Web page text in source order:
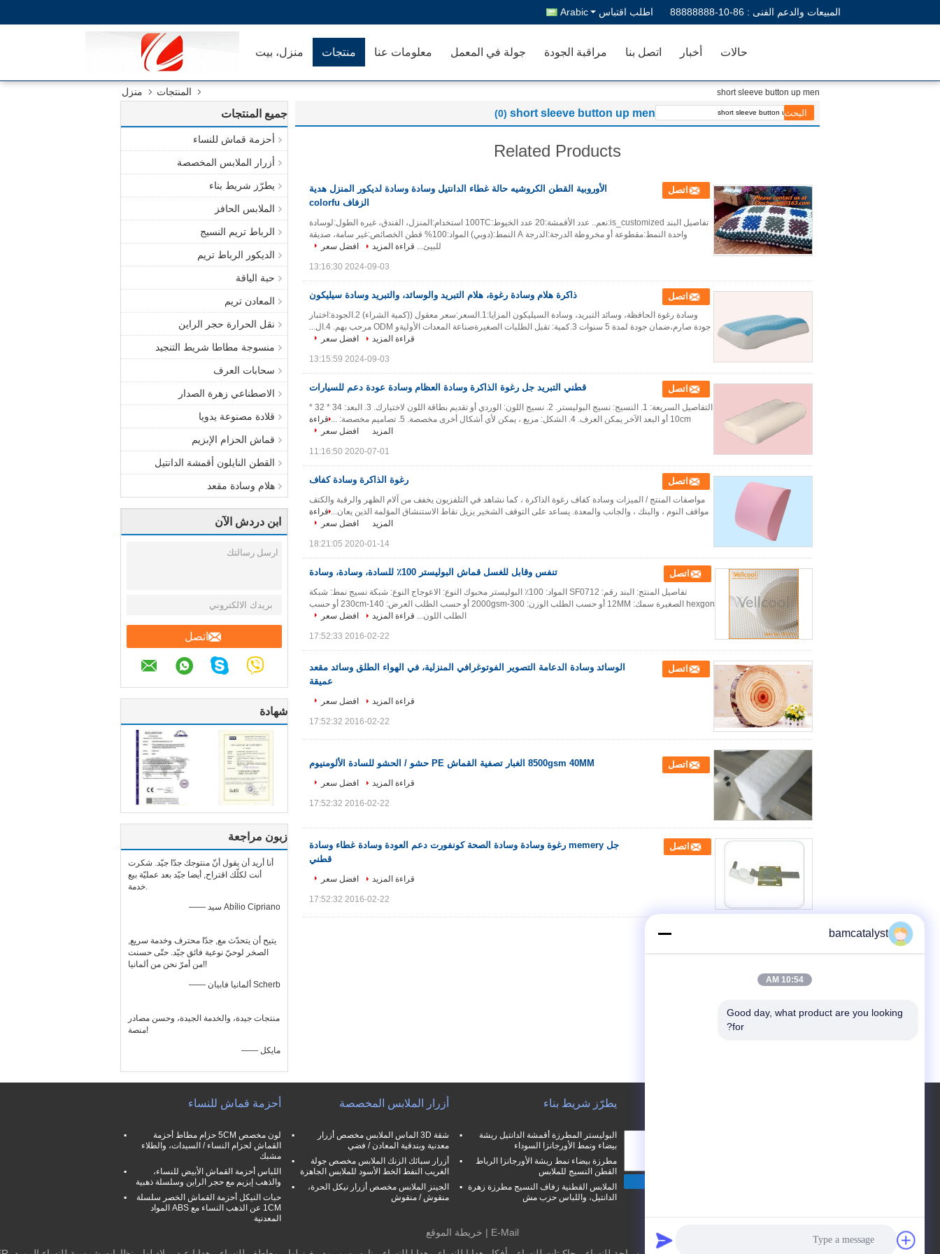
المبيعات والدعم الفنى : 86-10-88888888 اطلب اقتباس Arabic
منزل، بيت منتجات معلومات عنا جولة في المعمل مراقبة الجودة اتصل بنا أخبار حالات
منزل المنتجات short sleeve button up men
جميع المنتجات
أحزمة قماش للنساء
أزرار الملابس المخصصة
يطرّز شريط بناء
الملابس الحافز
الرباط تريم النسيج
الديكور الرباط تريم
حبة الياقة
المعادن تريم
نقل الحرارة حجر الراين
منسوجة مطاطا شريط التنجيد
سحابات العرف
الاصطناعي زهرة الصدار
قلادة مصنوعة يدويا
قماش الحزام الإبزيم
القطن النايلون أقمشة الدانتيل
هلام وسادة مقعد
ابن دردش الآن
اتصل
شهادة
زبون مراجعة
أنا أريد أن يقول أنّ منتوجك جدّا جيّد. شكرت
أنت لكلّك اقتراح, أيضا جيّد بعد عمليّة بيع
خدمة.
—— سيد Abílio Cipriano
يتيح أن يتحدّث مع, جدّا محترف وخدمة سريع,
الصخر لوحيّ نوعية فائق جيّد. حتّى حسنت
من أمرّ نحن من ألمانيا!!
—— ألمانيا فابيان Scherb
منتجات جيدة، والخدمة الجيدة، وحسن مصادر
منصة!
—— مايكل
short sleeve button up men
(0)
Related Products
الأوروبية القطن الكروشيه حالة غطاء الدانتيل وسادة وسادة لديكور المنزل هدية
الزفاف colorfu
اتصل
تفاصيل البند is_customized:نعم.. عدد الأقمشة:20 عدد الخيوط:100TC استخدام:المنزل، الفندق، غيره الطول:لوسادة
واحدة النمط:مقطوعة أو مخروطة الدرجة:الدرجة A النمط:(دوبي) المواد:100% قطن الخصائص:غير سامة، صديقة
للبيئ... قراءة المزيد افضل سعر
2024-09-03 13:16:30
ذاكرة هلام وسادة رغوة، هلام التبريد والوسائد، والتبريد وسادة سيليكون اتصل
وسادة رغوة الحافظة، وسائد التبريد، وسادة السيليكون المزايا:1.السعر:سعر معقول ((كمية الشراء) 2.الجودة:اختبار
جودة صارم،ضمان جودة لمدة 5 سنوات 3.كمية: تقبل الطلبات الصغيرةصناعة المعدات الأوليةو ODM مرحب بهم. 4.ال...
قراءة المزيد
افضل سعر
2024-09-03 13:15:59
قطني التبريد جل رغوة الذاكرة وسادة العظام وسادة عودة دعم للسيارات اتصل
التفاصيل السريعة: 1. النسيج: نسيج البوليستر. 2. نسيج اللون: الوردي أو تقديم بطاقة اللون لاختيارك. 3. البعد: 34 * 32 *
10cm أو البعد الآخر يمكن العرف. 4. الشكل: مربع ، يمكن لأي أشكال أخرى مخصصة. 5. تصاميم مخصصة: ...
قراءة
المزيد
افضل سعر
2020-07-01 11:16:50
رغوة الذاكرة وسادة كفاف اتصل
مواصفات المنتج / الميزات وسادة كفاف رغوة الذاكرة ، كما نشاهد في التلفزيون يخفف من آلام الظهر والرقبة والكتف
مواقف النوم ، والبنك ، والجانب والمعدة. يساعد على التوقف الشخير يزيل نقاط الاستنشاق المؤلمة الذين يعان...قراءة
المزيد
افضل سعر
2020-01-14 18:21:05
تنفس وقابل للغسل قماش البوليستر 100٪ للسادة، وسادة، وسادة اتصل
تفاصيل المنتج: البند رقم: SF0712 المواد: 100٪ البوليستر محبوك النوع: الاعوجاج النوع: شبكة نسيج نمط: شبكة
hexgon الصغيرة سمك: 12MM أو حسب الطلب الوزن: 300-2000gsm أو حسب الطلب العرض: 140-230cm أو حسب
الطلب اللون... قراءة المزيد افضل سعر
2016-02-22 17:52:33
الوسائد وسادة الدعامة التصوير الفوتوغرافي المنزلية، في الهواء الطلق وسائد مقعد
عميقة
اتصل
قراءة المزيد افضل سعر
2016-02-22 17:52:32
8500gsm 40MM الغبار تصفية القماش PE حشو / الحشو للسادة الألومنيوم اتصل
قراءة المزيد افضل سعر
2016-02-22 17:52:32
جل memery رغوة وسادة وسادة الصحة كونفورت دعم العودة وسادة غطاء وسادة
قطني
اتصل
قراءة المزيد افضل سعر
2016-02-22 17:52:32
أحزمة قماش للنساء
لون مخصص 5CM حزام مطاط أحزمة
القماش لحزام النساء / السيدات، والطلاء
مشبك
اللباس أحزمة القماش الأبيض للنساء،
والذهب إبزيم مع حجر الراين وسلسلة ذهبية
حبات النيكل أحزمة القماش الخصر سلسلة
1CM ​​عن الذهب النساء مع ABS المواد
المعدنية
أزرار الملابس المخصصة
شقة 3D الماس الملابس مخصص أزرار
معدنية وبندقية المعادن / فضي
أزرار سبائك الزنك الملابس مخصص جولة
الغريب النفط الخط الأسود للملابس الجاهزة
الجينز الملابس مخصص أزرار نيكل الحرة،
منقوش / منقوش
يطرّز شريط بناء
البوليستر المطرزة أقمشة الدانتيل ريشة
بيضاء ونمط الأورجانزا السوداء
مطرزة بيضاء نمط ريشة الأورجانزا الرباط
القطن النسيج للملابس
الملابس القطنية زفاف النسيج مطرزة زهرة
الدانتيل، واللباس حزب مش
E-Mail
| خريطة الموقع
bamcatalyst
10:54 AM
Good day, what product are you looking
for?